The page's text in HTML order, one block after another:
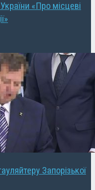
«Про місцеві
Запорізької